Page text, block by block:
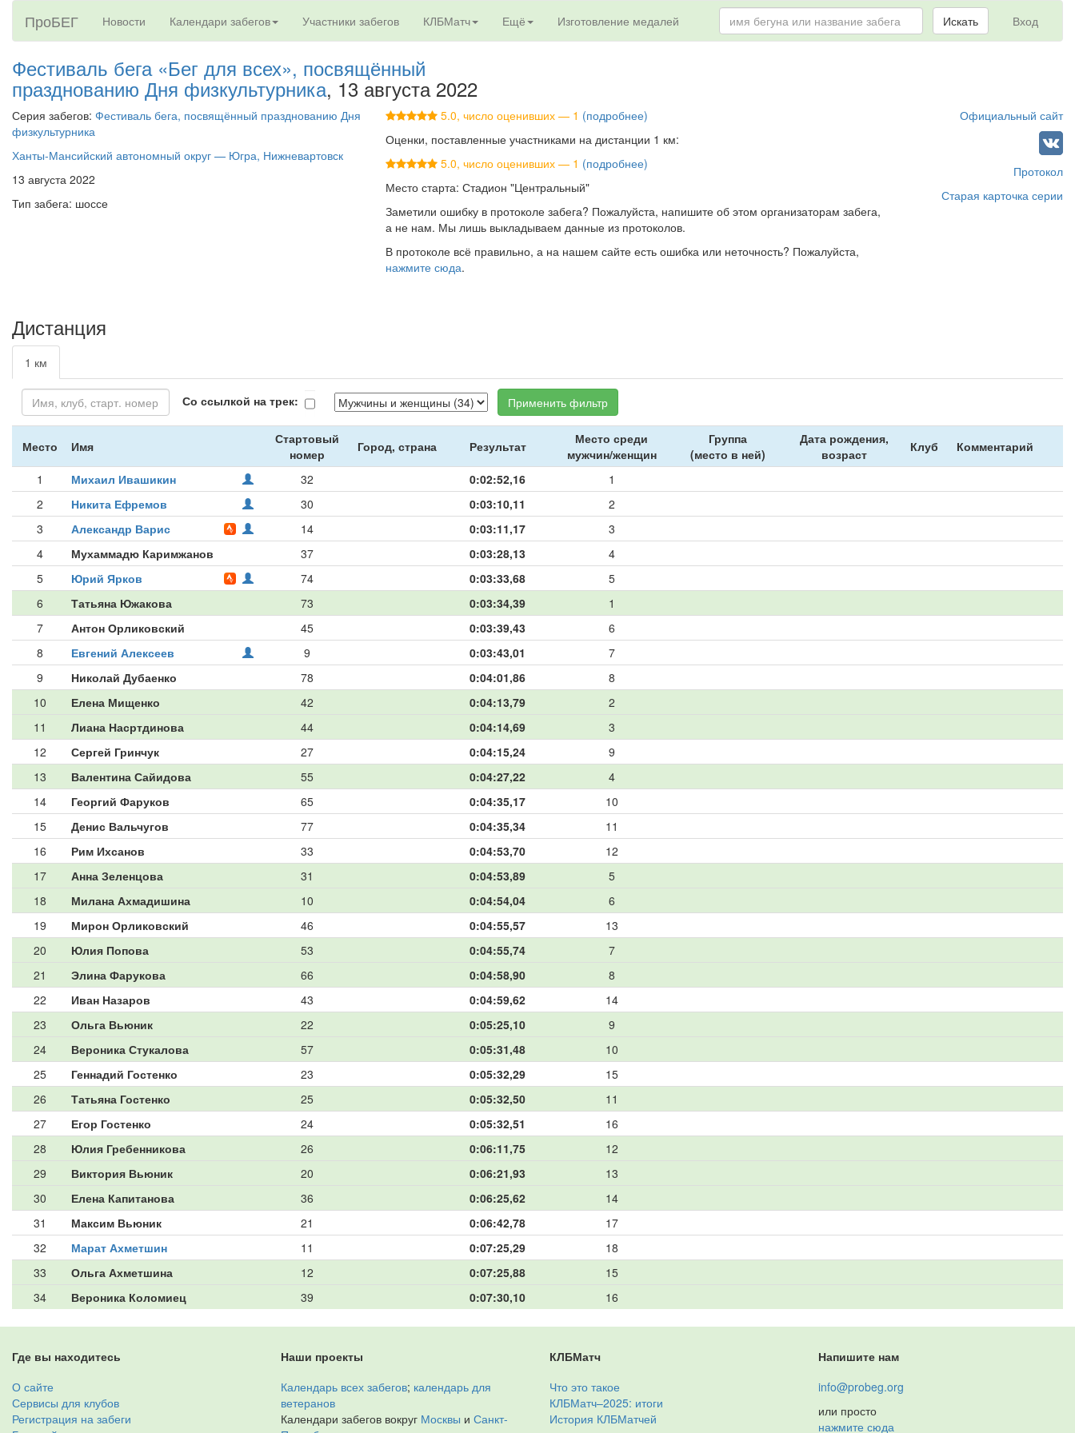
ПроБЕГ Новости Календари забегов Участники забегов КЛБМатч Ещё Изготовление медалей Вход
Искать
Фестиваль бега «Бег для всех», посвящённый
празднованию Дня физкультурника, 13 августа 2022
Серия забегов: Фестиваль бега, посвящённый празднованию Дня
физкультурника
Ханты-Мансийский автономный округ — Югра, Нижневартовск
13 августа 2022
Тип забега: шоссе
5.0, число оценивших — 1 (подробнее)
Оценки, поставленные участниками на дистанции 1 км:
5.0, число оценивших — 1 (подробнее)
Место старта: Стадион "Центральный"
Заметили ошибку в протоколе забега? Пожалуйста, напишите об этом организаторам забега,
а не нам. Мы лишь выкладываем данные из протоколов.
В протоколе всё правильно, а на нашем сайте есть ошибка или неточность? Пожалуйста,
нажмите сюда.
Официальный сайт
Протокол
Старая карточка серии
Дистанция
1 км
Со ссылкой на трек: Применить фильтр
Место Имя
Стартовый
номер
Город, страна Результат
Место среди
мужчин/женщин
Группа
(место в ней)
Дата рождения,
возраст
Клуб Комментарий
1 Михаил Ивашикин 32 0:02:52,16
1
2
Никита Ефремов 30 0:03:10,11
2
3
Александр Варис 14 0:03:11,17
3
4
Мухаммадю Каримжанов 37 0:03:28,13
4
5
Юрий Ярков 74 0:03:33,68
5
6
Татьяна Южакова 73 0:03:34,39
1
7
Антон Орликовский 45 0:03:39,43
6
8
Евгений Алексеев 9 0:03:43,01
7
9
Николай Дубаенко 78 0:04:01,86
8
10
Елена Мищенко 42 0:04:13,79
2
11
Лиана Насртдинова 44 0:04:14,69
3
12
Сергей Гринчук 27 0:04:15,24
9
13
Валентина Сайидова 55 0:04:27,22
4
14
Георгий Фаруков 65 0:04:35,17
10
15
Денис Вальчугов 77 0:04:35,34
11
16
Рим Ихсанов 33 0:04:53,70
12
17
Анна Зеленцова 31 0:04:53,89
5
18
Милана Ахмадишина 10 0:04:54,04
6
19
Мирон Орликовский 46 0:04:55,57
13
20
Юлия Попова 53 0:04:55,74
7
21
Элина Фарукова 66 0:04:58,90
8
22
Иван Назаров 43 0:04:59,62
14
23
Ольга Вьюник 22 0:05:25,10
9
24
Вероника Стукалова 57 0:05:31,48
10
25
Геннадий Гостенко 23 0:05:32,29
15
26
Татьяна Гостенко 25 0:05:32,50
11
27
Егор Гостенко 24 0:05:32,51
16
28
Юлия Гребенникова 26 0:06:11,75
12
29
Виктория Вьюник 20 0:06:21,93
13
30
Елена Капитанова 36 0:06:25,62
14
31
Максим Вьюник 21 0:06:42,78
17
32
Марат Ахметшин 11 0:07:25,29
18
33
Ольга Ахметшина 12 0:07:25,88
15
34
Вероника Коломиец 39 0:07:30,10 16
Где вы находитесь
О сайте
Сервисы для клубов
Регистрация на забеги
Наши проекты
Календарь всех забегов; календарь для
ветеранов
Календари забегов вокруг Москвы и Санкт-
КЛБМатч
Что это такое
КЛБМатч–2025: итоги
История КЛБМатчей
Напишите нам
info@probeg.org
или просто
нажмите сюда